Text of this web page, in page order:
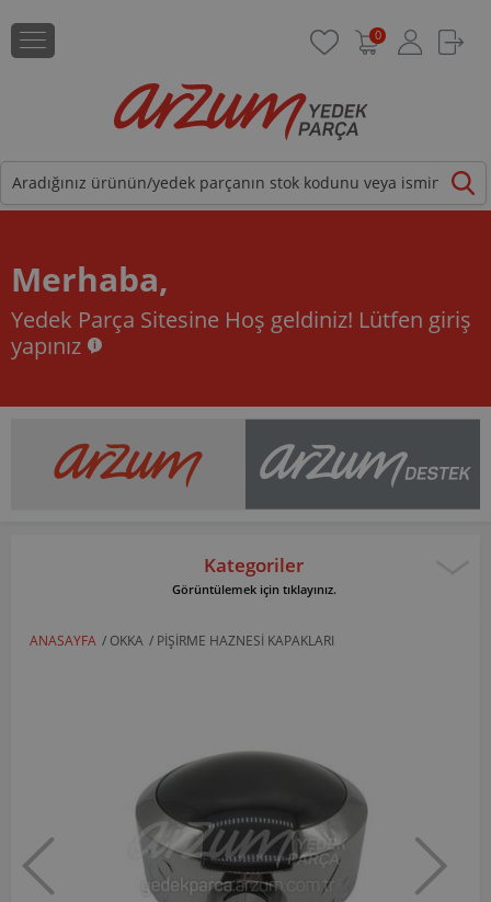
0
Merhaba,
Yedek Parça Sitesine Hoş geldiniz! Lütfen giriş
yapınız
Kategoriler
Görüntülemek için tıklayınız.
ANASAYFA / OKKA / PIŞIRME HAZNESI KAPAKLARI